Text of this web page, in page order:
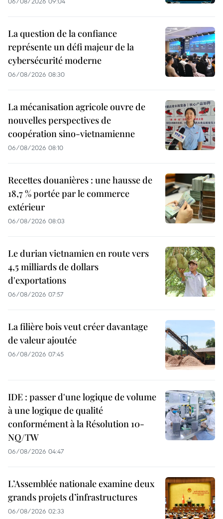
La question de la confiance
représente un défi majeur de la
cybersécurité moderne
06/08/2026 08:30
La mécanisation agricole ouvre de
nouvelles perspectives de
coopération sino-vietnamienne
06/08/2026 08:10
Recettes douanières : une hausse de
18,7 % portée par le commerce
extérieur
06/08/2026 08:03
Le durian vietnamien en route vers
4,5 milliards de dollars
d'exportations
06/08/2026 07:57
La filière bois veut créer davantage
de valeur ajoutée
06/08/2026 07:45
IDE : passer d'une logique de volume
à une logique de qualité
conformément à la Résolution 10-
NQ/TW
06/08/2026 04:47
L’Assemblée nationale examine deux
grands projets d’infrastructures
06/08/2026 02:33